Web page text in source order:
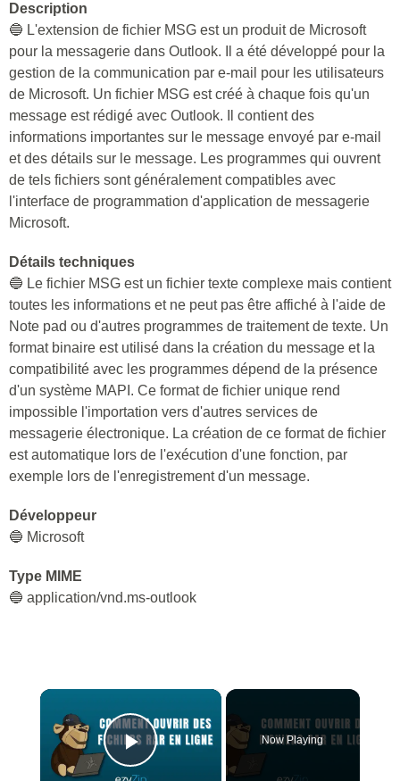
Description
🔵 L'extension de fichier MSG est un produit de Microsoft
pour la messagerie dans Outlook. Il a été développé pour la
gestion de la communication par e-mail pour les utilisateurs
de Microsoft. Un fichier MSG est créé à chaque fois qu'un
message est rédigé avec Outlook. Il contient des
informations importantes sur le message envoyé par e-mail
et des détails sur le message. Les programmes qui ouvrent
de tels fichiers sont généralement compatibles avec
l'interface de programmation d'application de messagerie
Microsoft.
Détails techniques
🔵 Le fichier MSG est un fichier texte complexe mais contient
toutes les informations et ne peut pas être affiché à l'aide de
Note pad ou d'autres programmes de traitement de texte. Un
format binaire est utilisé dans la création du message et la
compatibilité avec les programmes dépend de la présence
d'un système MAPI. Ce format de fichier unique rend
impossible l'importation vers d'autres services de
messagerie électronique. La création de ce format de fichier
est automatique lors de l'exécution d'une fonction, par
exemple lors de l'enregistrement d'un message.
Développeur
🔵 Microsoft
Type MIME
🔵 application/vnd.ms-outlook
×
Play Video
Now Playing